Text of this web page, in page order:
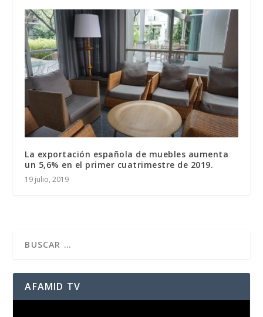
La exportación española de muebles aumenta
un 5,6% en el primer cuatrimestre de 2019.
19 julio, 2019
AFAMID TV